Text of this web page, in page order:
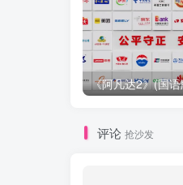
评论 抢沙发